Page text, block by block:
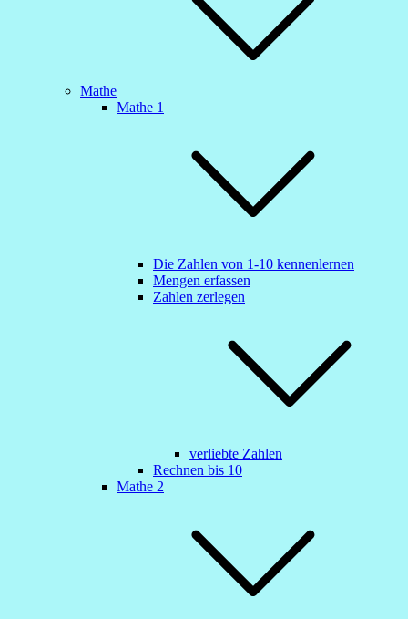
Mathe
Mathe 1
Die Zahlen von 1-10 kennenlernen
Mengen erfassen
Zahlen zerlegen
verliebte Zahlen
Rechnen bis 10
Mathe 2